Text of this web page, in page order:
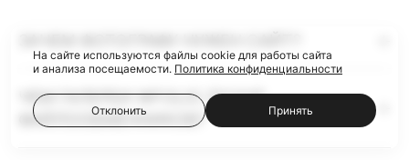
ЧЕМ ГАЛЕРЕИ WFOLIO ЛУЧШЕ
ФАЙЛООБМЕННИКОВ?
На сайте используются файлы cookie для работы сайта
и анализа посещаемости. Политика конфиденциальности
Отклонить Принять